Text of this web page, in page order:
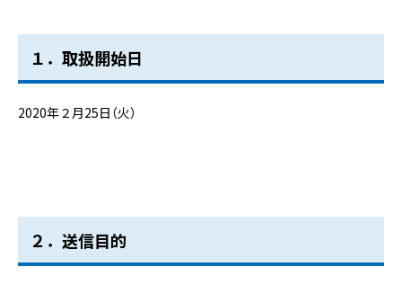
１．取扱開始日
2020年２月25日（火）
２．送信目的